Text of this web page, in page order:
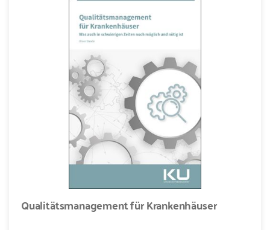
Qualitätsmanagement für Krankenhäuser